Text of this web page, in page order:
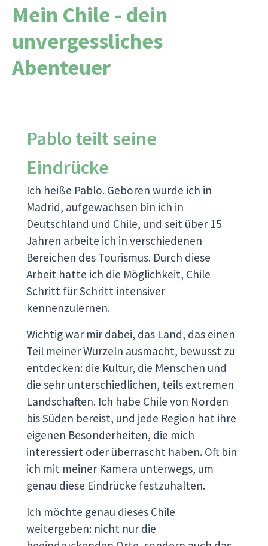
Mein Chile - dein
unvergessliches
Abenteuer
Pablo teilt seine
Eindrücke
Ich heiße Pablo. Geboren wurde ich in
Madrid, aufgewachsen bin ich in
Deutschland und Chile, und seit über 15
Jahren arbeite ich in verschiedenen
Bereichen des Tourismus. Durch diese
Arbeit hatte ich die Möglichkeit, Chile
Schritt für Schritt intensiver
kennenzulernen.
Wichtig war mir dabei, das Land, das einen
Teil meiner Wurzeln ausmacht, bewusst zu
entdecken: die Kultur, die Menschen und
die sehr unterschiedlichen, teils extremen
Landschaften. Ich habe Chile von Norden
bis Süden bereist, und jede Region hat ihre
eigenen Besonderheiten, die mich
interessiert oder überrascht haben. Oft bin
ich mit meiner Kamera unterwegs, um
genau diese Eindrücke festzuhalten.
Ich möchte genau dieses Chile
weitergeben: nicht nur die